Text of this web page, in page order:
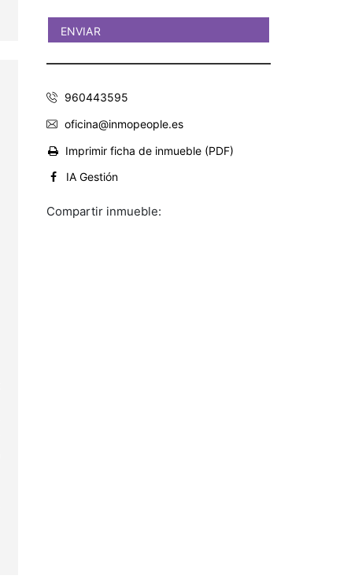
960443595
oficina@inmopeople.es
Imprimir ficha de inmueble (PDF)
IA Gestión
Compartir inmueble: